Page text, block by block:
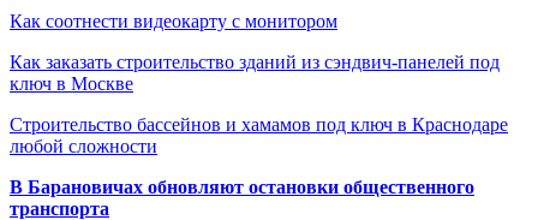
Как соотнести видеокарту с монитором
Как заказать строительство зданий из сэндвич-панелей под
ключ в Москве
Строительство бассейнов и хамамов под ключ в Краснодаре
любой сложности
В Барановичах обновляют остановки общественного
транспорта